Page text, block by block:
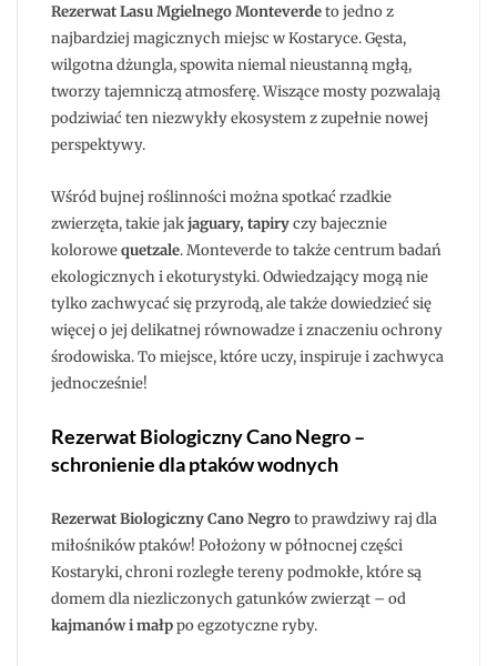
Rezerwat Lasu Mgielnego Monteverdeto jedno z
najbardziej magicznych miejsc w Kostaryce. Gęsta,
wilgotna dżungla, spowita niemal nieustanną mgłą,
tworzy tajemniczą atmosferę. Wiszące mosty pozwalają
podziwiać ten niezwykły ekosystem z zupełnie nowej
perspektywy.
Wśród bujnej roślinności można spotkać rzadkie
zwierzęta, takie jakjaguary, tapiryczy bajecznie
kolorowequetzale. Monteverde to także centrum badań
ekologicznych i ekoturystyki. Odwiedzający mogą nie
tylko zachwycać się przyrodą, ale także dowiedzieć się
więcej o jej delikatnej równowadze i znaczeniu ochrony
środowiska. To miejsce, które uczy, inspiruje i zachwyca
jednocześnie!
Rezerwat Biologiczny Cano Negro –
schronienie dla ptaków wodnych
Rezerwat Biologiczny Cano Negroto prawdziwy raj dla
miłośników ptaków! Położony w północnej części
Kostaryki, chroni rozległe tereny podmokłe, które są
domem dla niezliczonych gatunków zwierząt – od
kajmanów i małppo egzotyczne ryby.